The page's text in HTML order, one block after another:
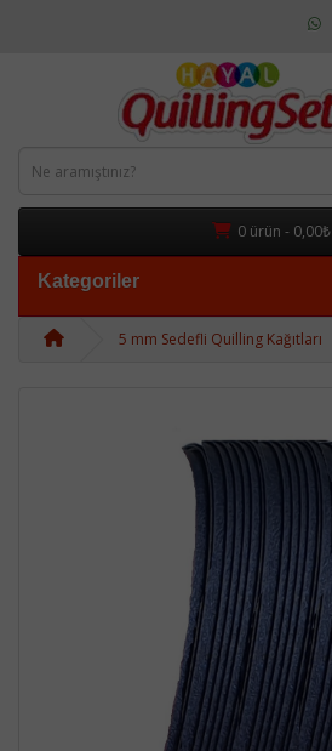
0 ürün - 0,00₺
Kategoriler
5 mm Sedefli Quilling Kağıtları